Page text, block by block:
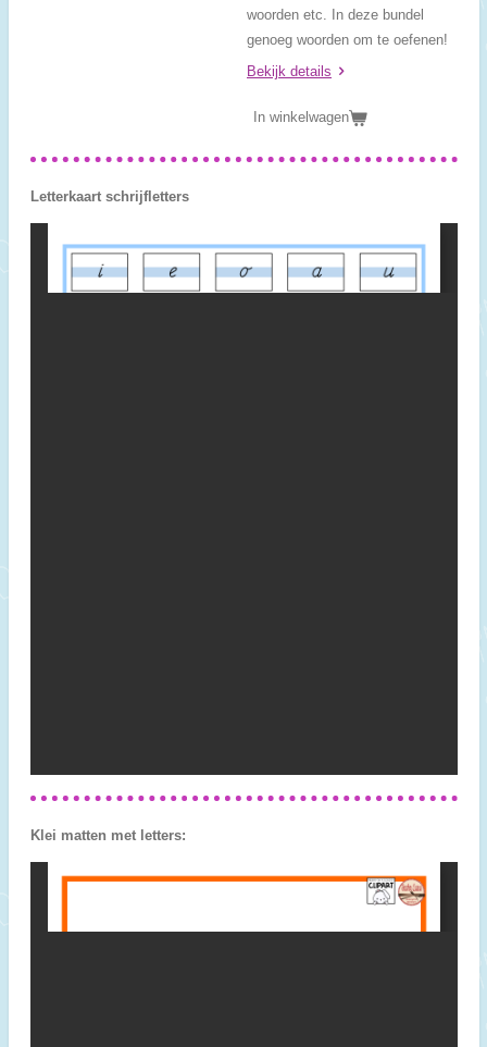
woorden etc. In deze bundel
genoeg woorden om te oefenen!
Bekijk details
In winkelwagen
Letterkaart schrijfletters
Klei matten met letters: